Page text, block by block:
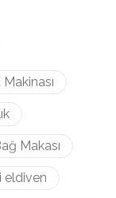
Makası
eldiven